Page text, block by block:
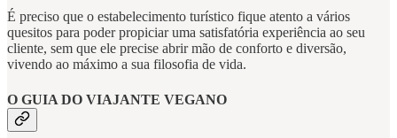
É preciso que o estabelecimento turístico fique atento a vários
quesitos para poder propiciar uma satisfatória experiência ao seu
cliente, sem que ele precise abrir mão de conforto e diversão,
vivendo ao máximo a sua filosofia de vida.
O GUIA DO VIAJANTE VEGANO